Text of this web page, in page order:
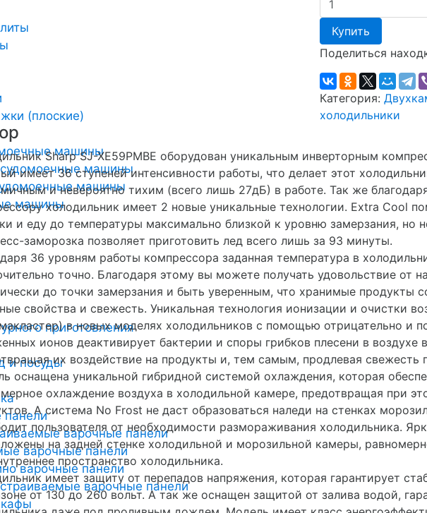
(плоские)
машины
машины
машины
машины
приготовления
и посуды
панели
варочные панели
варочные панели
варочные панели
варочные панели
Купить
Поделиться
Категория:
холодильники
Sharp SJ-XE59PMBE оборудован уникальным инверторным
имеет 36 ступеней интенсивности работы, что делает этот
и невероятно тихим (всего лишь 27дБ) в работе. Так же
холодильник имеет 2 новые уникальные технологии. Extra Cool
и еду до температуры максимально близкой к уровню замерзания, но
заморозка позволяет приготовить лед всего лишь за 93 минуты.
36 уровням работы компрессора заданная температура в
точно. Благодаря этому вы можете получать удовольствие от
до точки замерзания и быть уверенным, что хранимые продукты
свойства и свежесть. Уникальная технология ионизации и очистки
в новых моделях холодильников с помощью отрицательно и
ионов деактивирует бактерии и споры грибков плесени в воздухе
их воздействие на продукты и, тем самым, продлевая свежесть
оснащена уникальной гибридной системой охлаждения, которая
охлаждение воздуха в холодильной камере, предотвращая при
А система No Frost не даст образоваться наледи на стенках
пользователя от необходимости размораживания холодильника.
на задней стенке холодильной и морозильной камеры,
пространство холодильника.
имеет защиту от перепадов напряжения, которая гарантирует
от 130 до 260 вольт. А так же оснащен защитой от залива водой,